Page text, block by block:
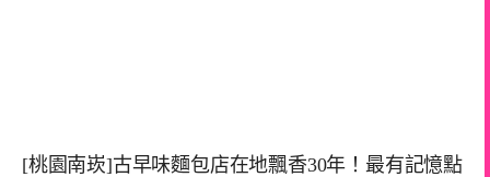
[桃園南崁]古早味麵包店在地飄香30年！最有記憶點